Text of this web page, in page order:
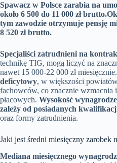
Spawacz w Polsce zarabia na
około 6 500 do 11 000 zł brutto.
tym zawodzie otrzymuje pensję
8 520 zł brutto.
Specjaliści zatrudnieni na
technikę TIG, mogą liczyć na
nawet 15 000-22 000 zł miesięcznie.
deficytowy, w większości
fachowców, co znacznie wzmacnia
płacowych. Wysokość
zależy od posiadanych
oraz formy zatrudnienia.
Jaki jest średni miesięczny zarobek
Mediana miesięcznego